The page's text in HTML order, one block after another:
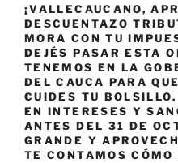
¡VALLECAUCANO,
DESCUENTAZO
MORA CON TU
DEJÉS PASAR ESTA
TENEMOS EN LA
DEL CAUCA PARA
CUIDES TU
EN INTERESES Y
ANTES DEL 31 DE
GRANDE Y
TE CONTAMOS CÓMO